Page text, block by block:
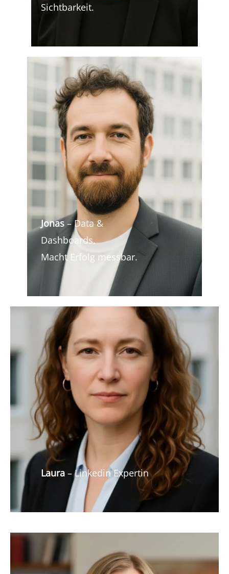
Sichtbarkeit.
Jonas – Data &
Dashboards.
Macht Erfolg messbar.
Laura – Linkedin Expertin